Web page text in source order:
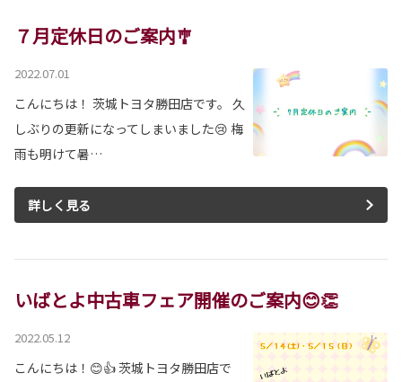
７月定休日のご案内🎐
2022.07.01
こんにちは！ 茨城トヨタ勝田店です。 久
しぶりの更新になってしまいました😢 梅
雨も明けて暑…
詳しく見る
いばとよ中古車フェア開催のご案内😊👏
2022.05.12
こんにちは！😊👍 茨城トヨタ勝田店で